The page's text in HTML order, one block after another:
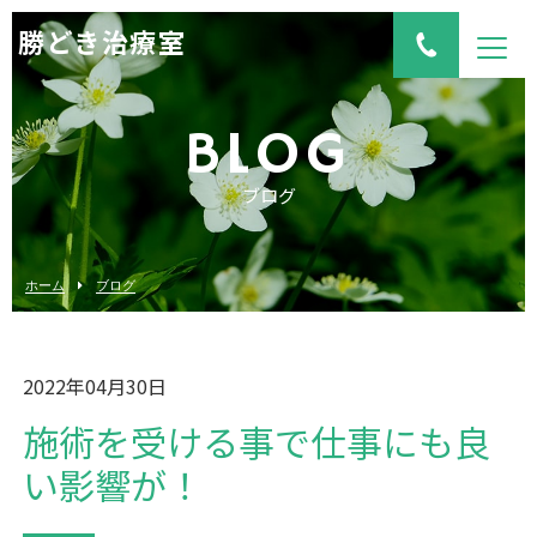
勝どき治療室
BLOG
ブログ
ホーム ブログ
2022年04月30日
施術を受ける事で仕事にも良
い影響が！